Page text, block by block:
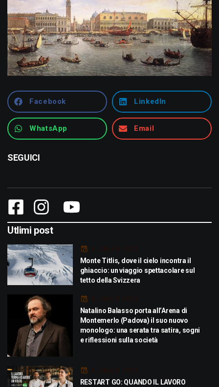
Facebook LinkedIn
WhatsApp Email
SEGUICI
Utlimi post
Luglio 29, 2026
Monte Titlis, dove il cielo incontra il
ghiaccio: un viaggio spettacolare sul
tetto della Svizzera
Luglio 21, 2026
Natalino Balasso porta all’Arena di
Montemerlo (Padova) il suo nuovo
monologo: una serata tra satira, sogni
e riflessioni sulla società
Luglio 21, 2026
RESTART GO: QUANDO IL LAVORO